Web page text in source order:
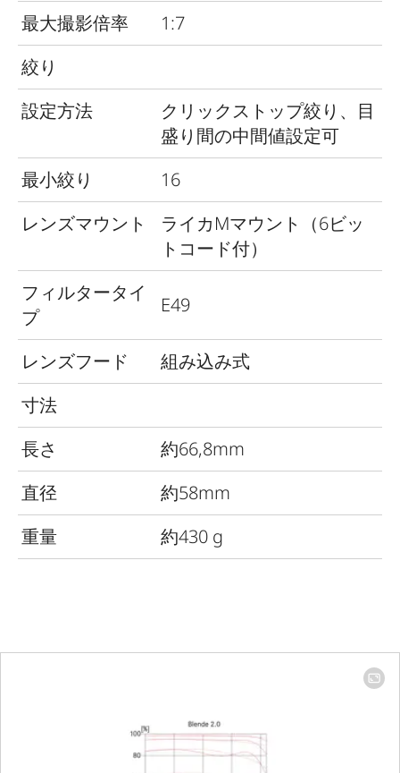
最大撮影倍率
1:7
絞り
設定方法
クリックストップ絞り、目
盛り間の中間値設定可
最小絞り
16
レンズマウント
ライカMマウント（6ビッ
トコード付）
フィルタータイ
プ
E49
レンズフード
組み込み式
寸法
長さ
約66,8mm
直径
約58mm
重量
約430 g